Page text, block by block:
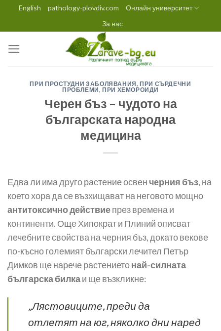
content
English pathology-plovdiv.com
Онлайн университет
За нас
ПРИ ПРОСТУДНИ ЗАБОЛЯВАНИЯ,ПРИ СЪРДЕЧНИ
ПРОБЛЕМИ,ПРИ ХЕМОРОИДИ
Черен бъз – чудото на
българската народна
медицина
Едва ли има друго растение освенчерния бъз, на
което хора да се възхищават на неговото мощно
антитоксично действиепрез времена и
континенти. Още Хипократ и Плиний описват
лечебните свойства на черния бъз, докато векове
по-късно големият български лечител Петър
Димков ще нарече растениетонай-силната
българска билкаи ще възкликне:
„Лястовиците, преди да
отлетят на юг, няколко дни наред